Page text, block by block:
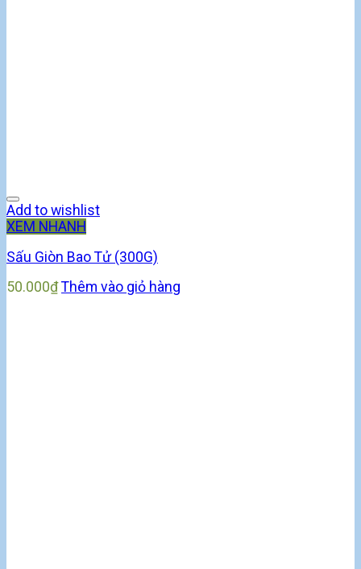
Add to wishlist
XEM NHANH
Sấu Giòn Bao Tử (300G)
50.000₫ Thêm vào giỏ hàng